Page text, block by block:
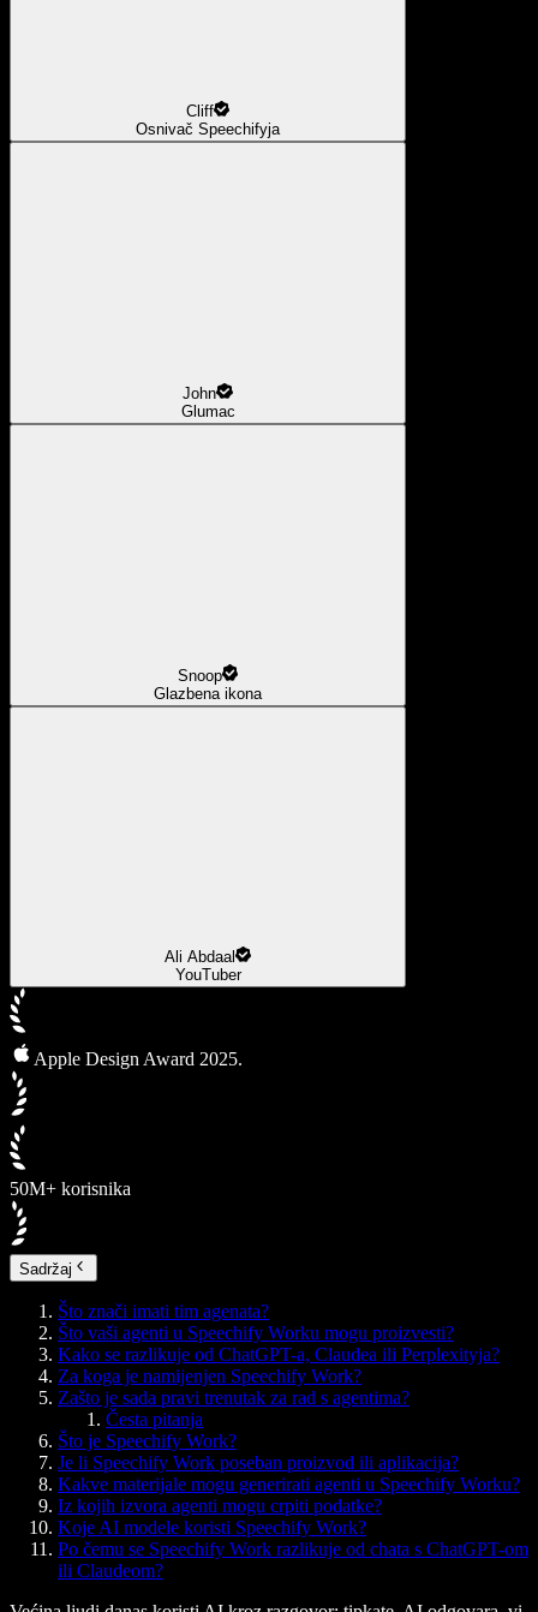
Cliff
Osnivač Speechifyja
John
Glumac
Snoop
Glazbena ikona
Ali Abdaal
YouTuber
Apple Design Award 2025.
50M+ korisnika
Sadržaj
Što znači imati tim agenata?
Što vaši agenti u Speechify Worku mogu proizvesti?
Kako se razlikuje od ChatGPT-a, Claudea ili Perplexityja?
Za koga je namijenjen Speechify Work?
Zašto je sada pravi trenutak za rad s agentima?
Česta pitanja
Što je Speechify Work?
Je li Speechify Work poseban proizvod ili aplikacija?
Kakve materijale mogu generirati agenti u Speechify Worku?
Iz kojih izvora agenti mogu crpiti podatke?
Koje AI modele koristi Speechify Work?
Po čemu se Speechify Work razlikuje od chata s ChatGPT-om
ili Claudeom?